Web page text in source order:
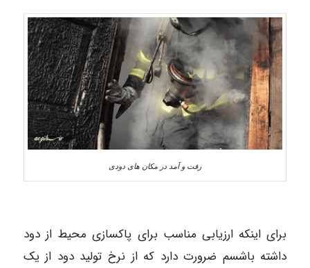
رفت و آمد در مکان های دودی
برای اینکه ارزیابی مناسب برای پاکسازی محیط از دود
داشته باشسم ضرورت دارد که از نرخ تولید دود از یک